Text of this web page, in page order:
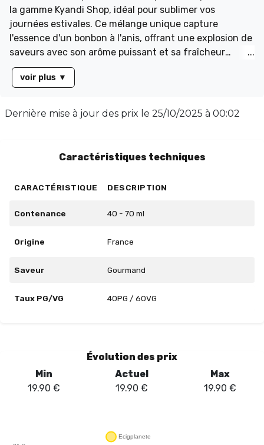
la gamme Kyandi Shop, idéal pour sublimer vos
journées estivales. Ce mélange unique capture
l'essence d'un bonbon à l'anis, offrant une explosion de
saveurs avec son arôme puissant et sa fraîcheur
intense. Parfait pour éveiller vos papilles, ce juice est
un incontournable pour les amateurs de sensations
rempli à 50 ml sans nicotine, il propose un équilibre
voir plus ▼
Dernière mise à jour des prix le 25/10/2025 à 00:02
Caractéristiques techniques
CARACTÉRISTIQUE DESCRIPTION
Contenance 40 - 70 ml
Origine France
Saveur Gourmand
Taux PG/VG 40PG / 60VG
Évolution des prix
Min
19.90 €
Actuel
19.90 €
Max
19.90 €